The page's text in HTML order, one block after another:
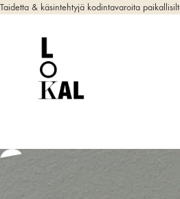
Taidetta & käsintehtyjä kodintavaroita